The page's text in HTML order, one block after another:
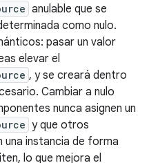
anulable que se
como nulo.
pasar un valor
elevar el
, y se creará dentro
Cambiar a nulo
nunca asignen un
y que otros
instancia de forma
lo que mejora el